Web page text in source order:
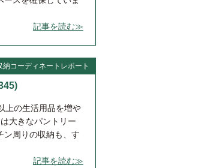
記事を読む≫
納コーディネートレポート
の生活用品を増や
大きなパントリー
ン周りの収納も、す
記事を読む≫